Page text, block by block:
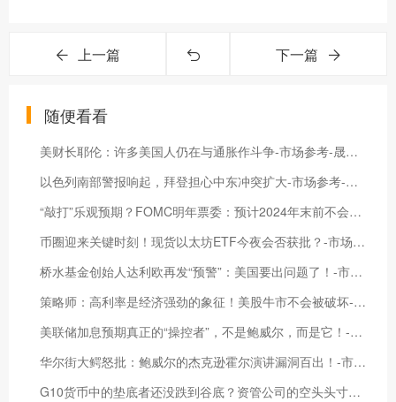
上一篇 下一篇
随便看看
美财长耶伦：许多美国人仍在与通胀作斗争-市场参考-晟峰科技数据
以色列南部警报响起，拜登担心中东冲突扩大-市场参考-晟峰科技数据
“敲打”乐观预期？FOMC明年票委：预计2024年末前不会降息！-市场参考-晟峰科技数据
币圈迎来关键时刻！现货以太坊ETF今夜会否获批？-市场参考-晟峰科技数据
桥水基金创始人达利欧再发“预警”：美国要出问题了！-市场参考-晟峰科技数据
策略师：高利率是经济强劲的象征！美股牛市不会被破坏-市场参考-晟峰科技数据
美联储加息预期真正的“操控者”，不是鲍威尔，而是它！-市场参考-晟峰科技数据
华尔街大鳄怒批：鲍威尔的杰克逊霍尔演讲漏洞百出！-市场参考-晟峰科技数据
G10货币中的垫底者还没跌到谷底？资管公司的空头头寸创纪录新高-市场参考-晟峰科技数据